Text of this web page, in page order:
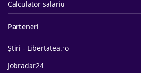
Calculator salariu
Parteneri
Știri - Libertatea.ro
Jobradar24